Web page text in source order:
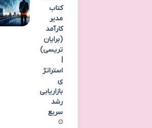
کتاب
مدیر
کارآمد
(برایان
تریسی)
|
استراتژ
ی
بازاریابی
رشد
سریع